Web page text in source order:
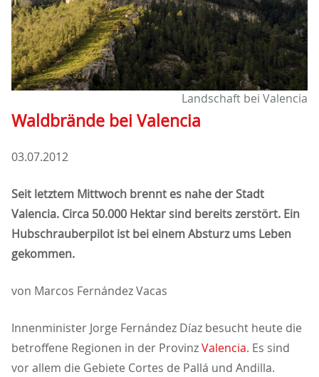
Landschaft bei Valencia
Waldbrände bei Valencia
03.07.2012
Seit letztem Mittwoch brennt es nahe der Stadt
Valencia. Circa 50.000 Hektar sind bereits zerstört. Ein
Hubschrauberpilot ist bei einem Absturz ums Leben
gekommen.
von Marcos Fernández Vacas
Innenminister Jorge Fernández Díaz besucht heute die
betroffene Regionen in der ProvinzValencia. Es sind
vor allem die Gebiete Cortes de Pallá und Andilla.